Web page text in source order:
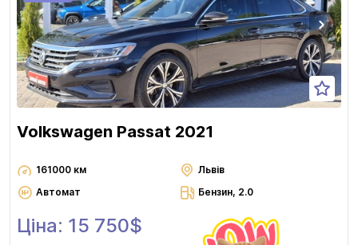
Volkswagen Passat 2021
161000 км
Львів
Автомат
Бензин, 2.0
Ціна: 15 750$